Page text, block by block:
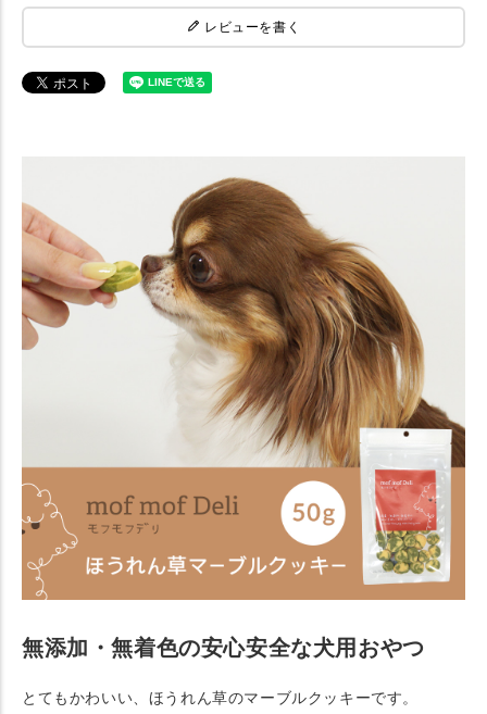
レビューを書く
無添加・無着色の安心安全な犬用おやつ
とてもかわいい、ほうれん草のマーブルクッキーです。